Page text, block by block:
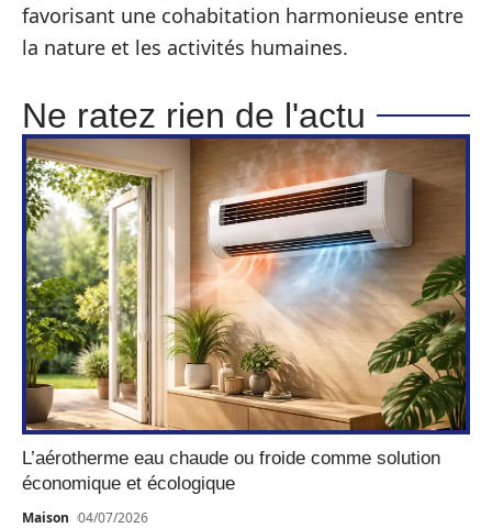
favorisant une cohabitation harmonieuse entre
la nature et les activités humaines.
Ne ratez rien de l'actu
L’aérotherme eau chaude ou froide comme solution
économique et écologique
Maison 04/07/2026